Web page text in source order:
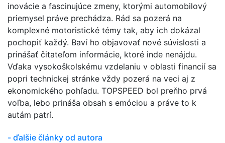
inovácie a fascinujúce zmeny, ktorými automobilový
priemysel práve prechádza. Rád sa pozerá na
komplexné motoristické témy tak, aby ich dokázal
pochopiť každý. Baví ho objavovať nové súvislosti a
prinášať čitateľom informácie, ktoré inde nenájdu.
Vďaka vysokoškolskému vzdelaniu v oblasti financií sa
popri technickej stránke vždy pozerá na veci aj z
ekonomického pohľadu. TOPSPEED bol preňho prvá
voľba, lebo prináša obsah s emóciou a práve to k
autám patrí.
- ďalšie články od autora